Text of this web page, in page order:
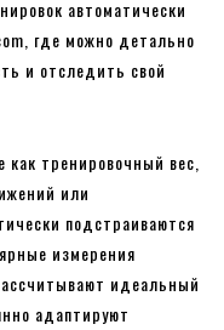
автоматически
где можно детально
и отследить свой
тренировочный вес,
или
подстраиваются
измерения
идеальный
адаптируют